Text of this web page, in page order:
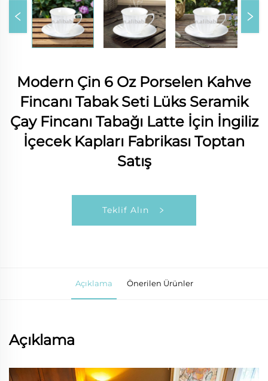
Modern Çin 6 Oz Porselen Kahve
Fincanı Tabak Seti Lüks Seramik
Çay Fincanı Tabağı Latte İçin İngiliz
İçecek Kapları Fabrikası Toptan
Satış
Teklif Alın
Açıklama Önerilen Ürünler
Açıklama